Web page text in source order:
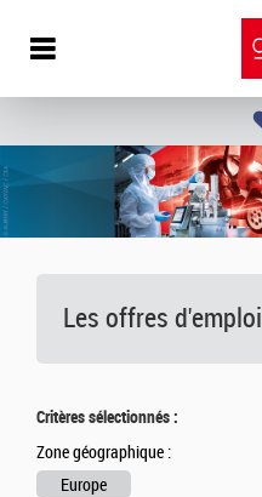
Les offres d'emploi
Critères sélectionnés :
Zone géographique :
Europe